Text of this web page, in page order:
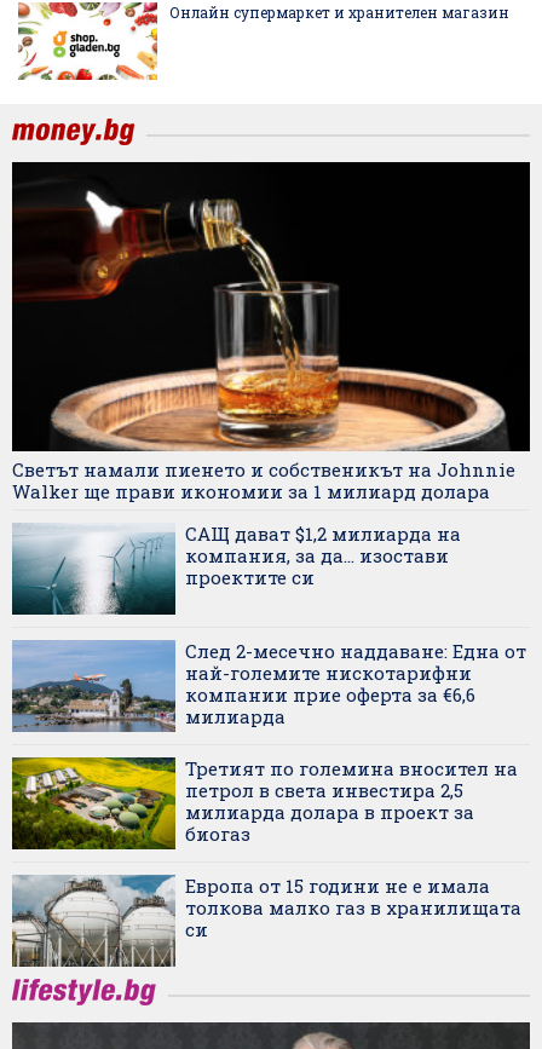
Онлайн супермаркет и хранителен магазин
Светът намали пиенето и собственикът на Johnnie
Walker ще прави икономии за 1 милиард долара
САЩ дават $1,2 милиарда на
компания, за да... изостави
проектите си
След 2-месечно наддаване: Една от
най-големите нискотарифни
компании прие оферта за €6,6
милиарда
Третият по големина вносител на
петрол в света инвестира 2,5
милиарда долара в проект за
биогаз
Европа от 15 години не е имала
толкова малко газ в хранилищата
си